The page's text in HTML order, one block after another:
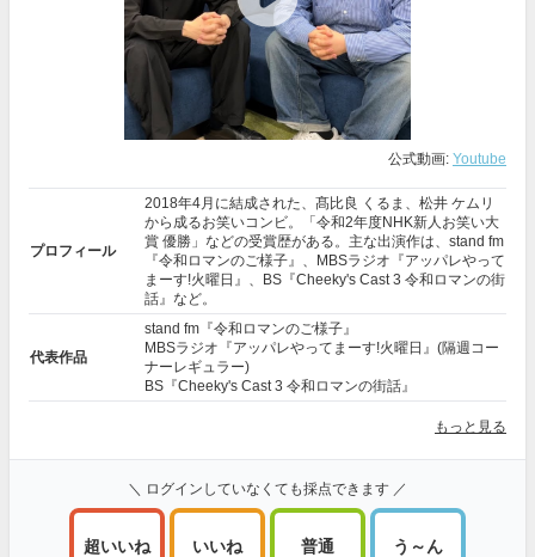
公式動画: Youtube
プロフィール
2018年4月に結成された、髙比良 くるま、松井 ケムリ
から成るお笑いコンビ。「令和2年度NHK新人お笑い大
賞 優勝」などの受賞歴がある。主な出演作は、stand fm
『令和ロマンのご様子』、MBSラジオ『アッパレやって
まーす!火曜日』、BS『Cheeky's Cast 3 令和ロマンの街
話』など。
代表作品
stand fm『令和ロマンのご様子』
MBSラジオ『アッパレやってまーす!火曜日』(隔週コー
ナーレギュラー)
BS『Cheeky's Cast 3 令和ロマンの街話』
もっと見る
＼ ログインしていなくても採点できます ／
超いいね いいね 普通 う～ん